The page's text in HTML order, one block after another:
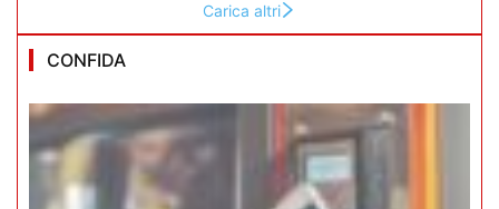
Carica altri
CONFIDA